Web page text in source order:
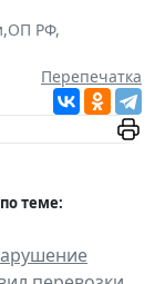
,ОП РФ,
Перепечатка
теме: